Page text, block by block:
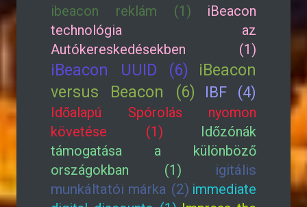
ibeacon reklám (1)
iBeacon
technológia az
Autókereskedésekben (1)
iBeacon UUID (6)
iBeacon
versus Beacon (6)
IBF (4)
Időalapú Spórolás nyomon
követése (1)
Időzónák
támogatása a különböző
országokban (1)
igitális
munkáltatói márka (2) immediate